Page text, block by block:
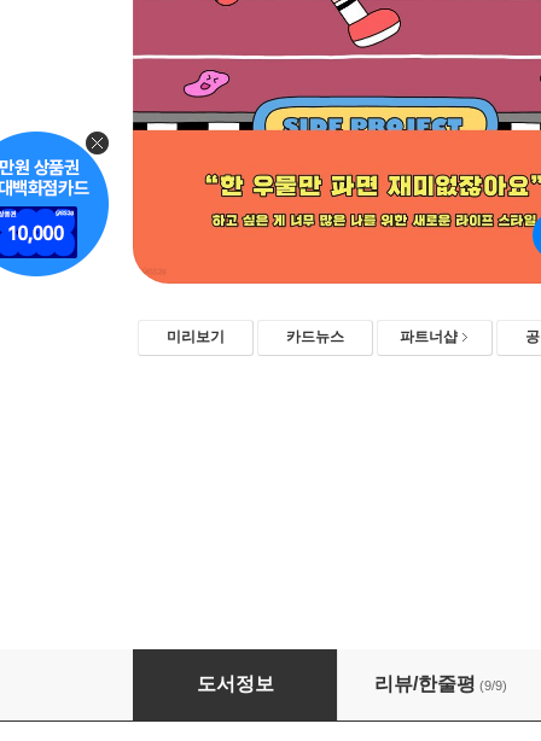
미리보기 카드뉴스 파트너샵
나의 첫 사이드 프로젝트
도서정보 리뷰/한줄평 (9/9)